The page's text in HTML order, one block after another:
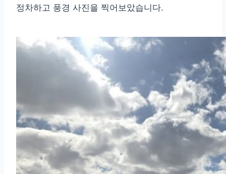
정차하고 풍경 사진을 찍어보았습니다.